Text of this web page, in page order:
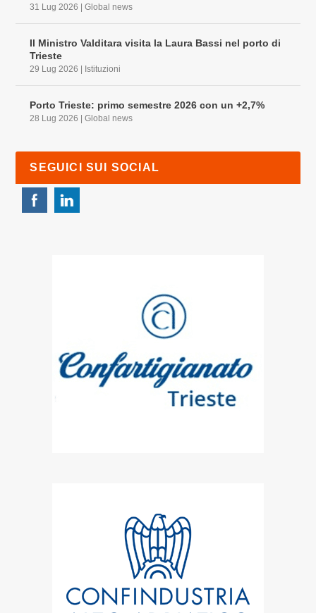
31 Lug 2026 |Global news
Il Ministro Valditara visita la Laura Bassi nel porto di
Trieste
29 Lug 2026 | Istituzioni
Porto Trieste: primo semestre 2026 con un +2,7%
28 Lug 2026 |Global news
SEGUICI SUI SOCIAL